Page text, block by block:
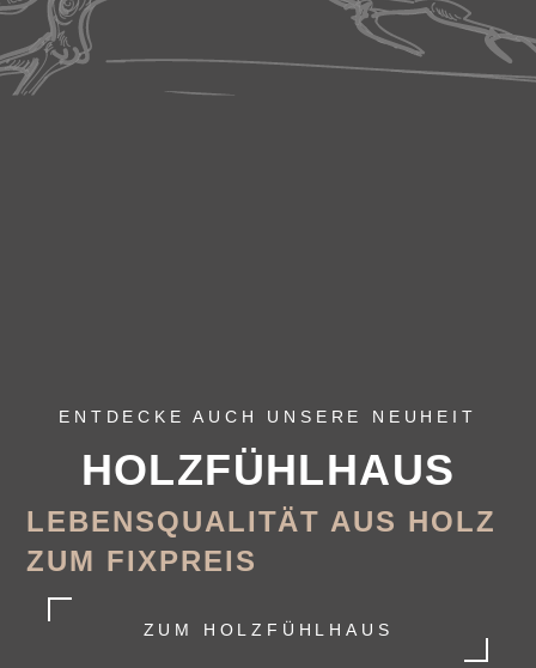
ENTDECKE AUCH UNSERE NEUHEIT
HOLZFÜHL­HAUS
LEBENSQUALITÄT AUS HOLZ
ZUM FIXPREIS
ZUM HOLZFÜHLHAUS